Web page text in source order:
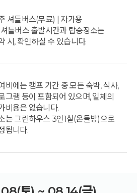
셔틀버스(무료) | 자가용
틀버스 출발시간과 탑승장소는
시, 확인하실 수 있습니다.
비에는 캠프 기간 중 모든 숙박, 식사,
그램 등이 포함되어 있으며, 일체의
비용은 없습니다.
는 그린하우스 3인1실(온돌방)으로
됩니다.